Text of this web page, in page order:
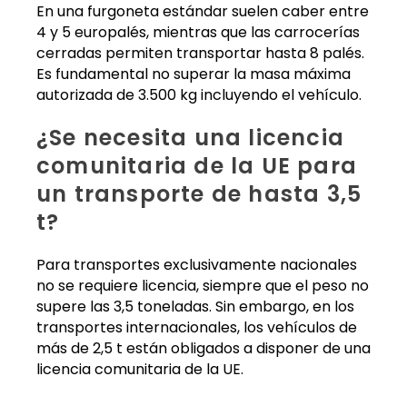
En una furgoneta estándar suelen caber entre
4 y 5 europalés, mientras que las carrocerías
cerradas permiten transportar hasta 8 palés.
Es fundamental no superar la masa máxima
autorizada de 3.500 kg incluyendo el vehículo.
¿Se necesita una licencia
comunitaria de la UE para
un transporte de hasta 3,5
t?
Para transportes exclusivamente nacionales
no se requiere licencia, siempre que el peso no
supere las 3,5 toneladas. Sin embargo, en los
transportes internacionales, los vehículos de
más de 2,5 t están obligados a disponer de una
licencia comunitaria de la UE.